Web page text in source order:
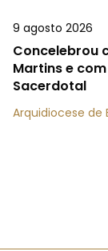
9 agosto 2026
Concelebrou
Martins e
Sacerdotal
Arquidiocese de